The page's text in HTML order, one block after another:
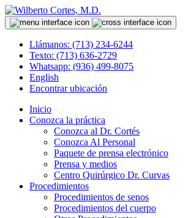
Llámanos: (713) 234-6244
Texto: (713) 636-2729
Whatsapp: (936) 499-8075
English
Encontrar ubicación
Inicio
Conozca la práctica
Conozca al Dr. Cortés
Conozca Al Personal
Paquete de prensa electrónico
Prensa y medios
Centro Quirúrgico Dr. Curvas
Procedimientos
Procedimientos de senos
Procedimientos del cuerpo